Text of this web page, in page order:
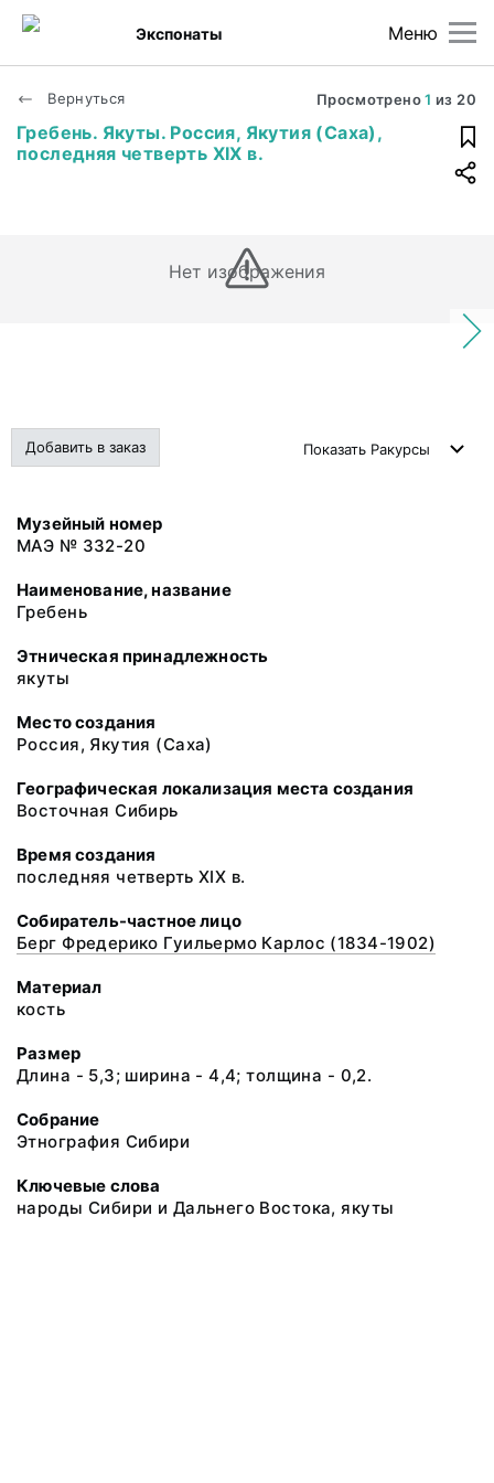
Меню
Экспонаты
Вернуться Просмотрено1 из 20
Гребень. Якуты. Россия, Якутия (Саха),
последняя четверть XIX в.
Нет изображения
Добавить в заказ Показать Ракурсы
Музейный номер
МАЭ № 332-20
Наименование, название
Гребень
Этническая принадлежность
якуты
Место создания
Россия, Якутия (Саха)
Географическая локализация места создания
Восточная Сибирь
Время создания
последняя четверть XIX в.
Собиратель-частное лицо
Берг Фредерико Гуильермо Карлос (1834-1902)
Материал
кость
Размер
Длина - 5,3; ширина - 4,4; толщина - 0,2.
Собрание
Этнография Сибири
Ключевые слова
народы Сибири и Дальнего Востока, якуты